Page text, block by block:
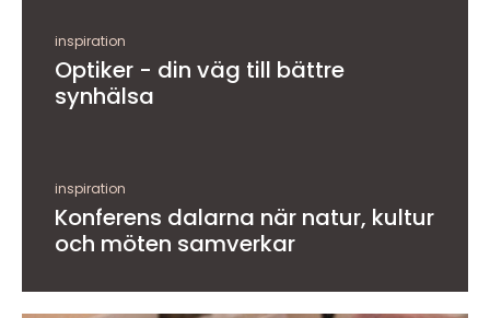
inspiration
Optiker - din väg till bättre
synhälsa
inspiration
Konferens dalarna när natur, kultur
och möten samverkar